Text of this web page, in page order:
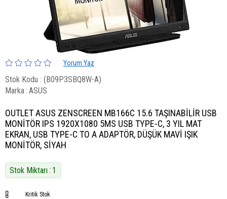
Yorum Yaz
Stok Kodu
(B09P3SBQ8W-A)
Marka: ASUS
OUTLET ASUS ZENSCREEN MB166C 15.6 TAŞINABİLİR USB
MONİTÖR IPS 1920X1080 5MS USB TYPE-C, 3 YIL MAT
EKRAN, USB TYPE-C TO A ADAPTÖR, DÜŞÜK MAVİ IŞIK
MONİTÖR, SİYAH
Stok Miktarı: 1
Kritik Stok